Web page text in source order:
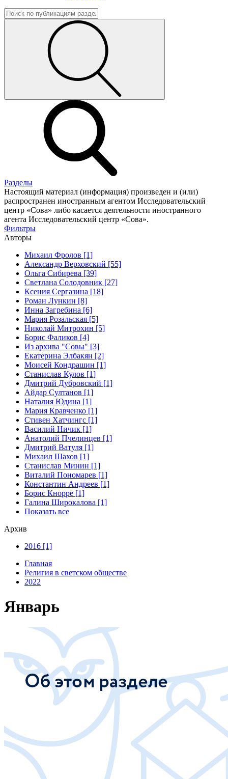
Разделы
Настоящий материал (информация) произведен и (или)
распространен иностранным агентом Исследовательский
центр «Сова» либо касается деятельности иностранного
агента Исследовательский центр «Сова».
Фильтры
Авторы
Михаил Фролов [1]
Александр Верховский [55]
Ольга Сибирева [39]
Светлана Солодовник [27]
Ксения Сергазина [18]
Роман Лункин [8]
Инна Загребина [6]
Мария Розальская [5]
Николай Митрохин [5]
Борис Фаликов [4]
Из архива "Совы" [3]
Екатерина Элбакян [2]
Моисей Кондрашин [1]
Станислав Кулов [1]
Дмитрий Дубровский [1]
Айдар Султанов [1]
Наталия Юдина [1]
Мария Кравченко [1]
Стивен Хатчингс [1]
Василий Ничик [1]
Анатолий Пчелинцев [1]
Дмитрий Ватуля [1]
Михаил Шахов [1]
Станислав Минин [1]
Виталий Пономарев [1]
Константин Андреев [1]
Борис Кнорре [1]
Галина Широкалова [1]
Показать все
Архив
2016 [1]
Главная
Религия в светском обществе
2022
Январь